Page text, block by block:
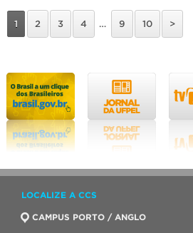
1 2 3 4 … 9 10 >
LOCALIZE A CCS
CAMPUS PORTO / ANGLO